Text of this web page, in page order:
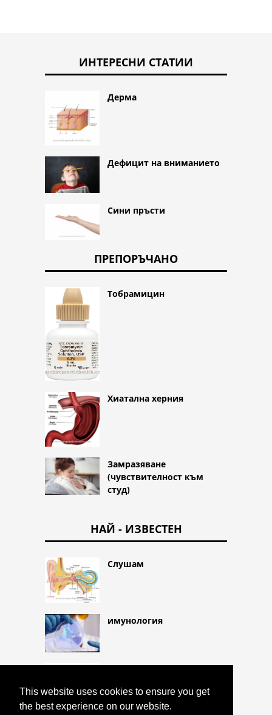
This website uses cookies to ensure you get
the best experience on our website.
ИНТЕРЕСНИ СТАТИИ
Дерма
Дефицит на вниманието
Сини пръсти
ПРЕПОРЪЧАНО
Тобрамицин
Хиатална херния
Замразяване
(чувствителност към
студ)
НАЙ - ИЗВЕСТЕН
Слушам
имунология